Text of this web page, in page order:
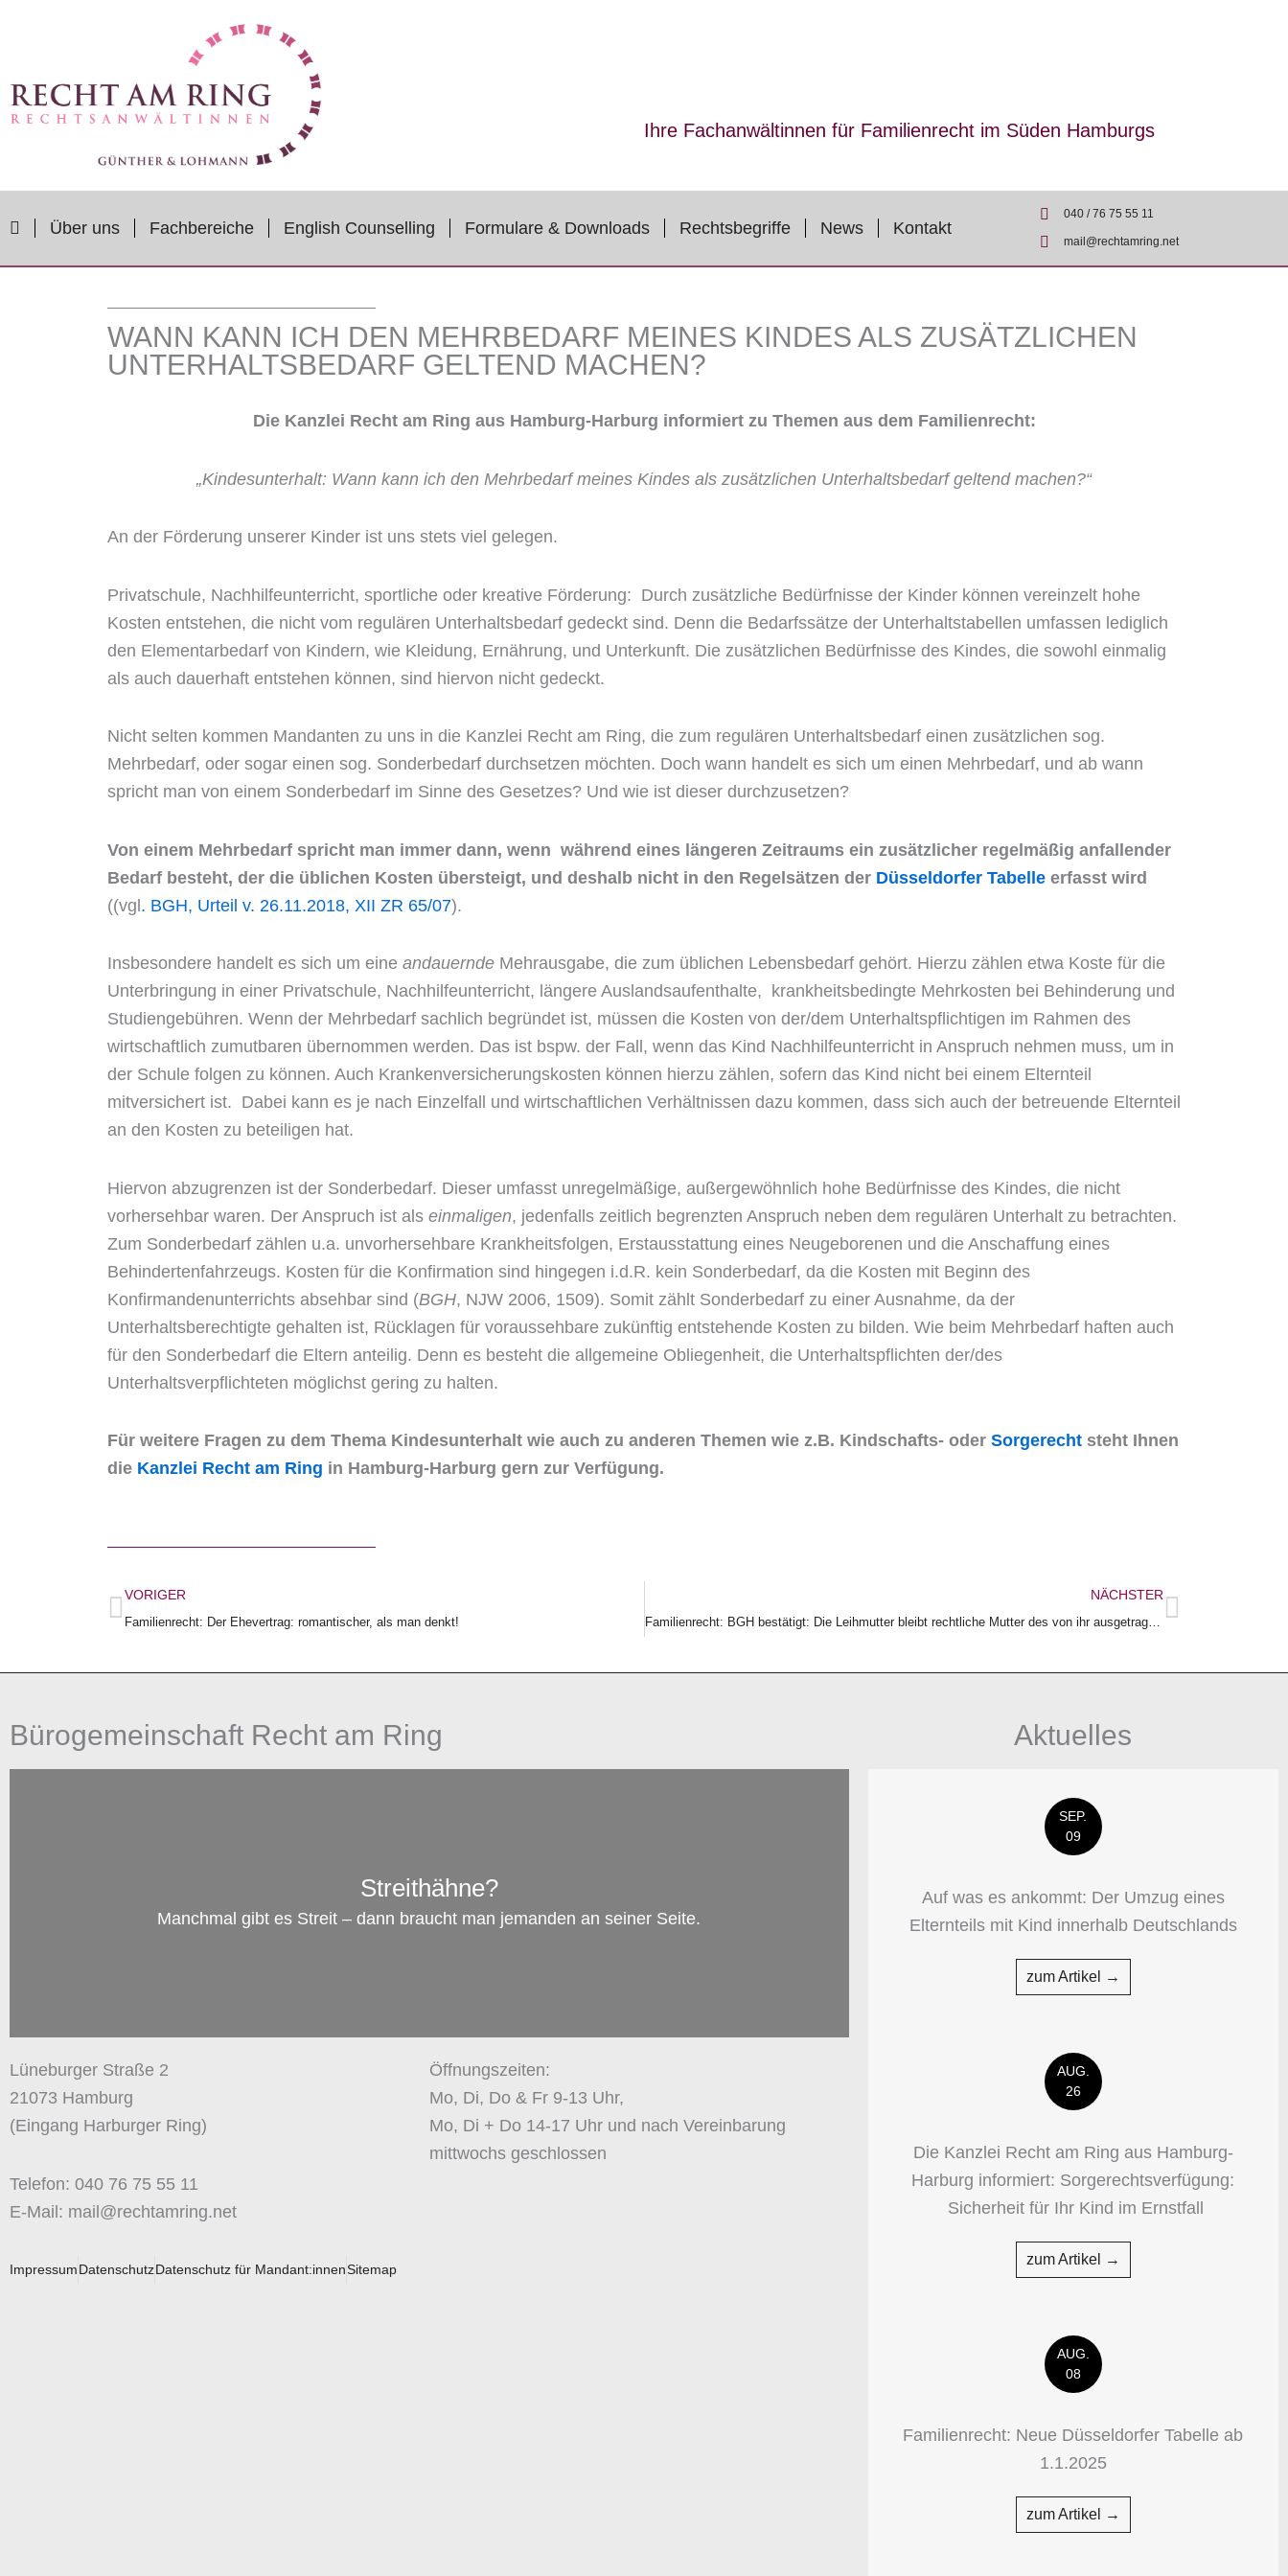
Ihre Fachanwältinnen für Familienrecht im Süden Hamburgs
Über uns Fachbereiche English Counselling Formulare & Downloads Rechtsbegriffe News Kontakt
040 / 76 75 55 11
mail@rechtamring.net
WANN KANN ICH DEN MEHRBEDARF MEINES KINDES ALS ZUSÄTZLICHEN
UNTERHALTSBEDARF GELTEND MACHEN?
Die Kanzlei Recht am Ring aus Hamburg-Harburg informiert zu Themen aus dem Familienrecht:
„Kindesunterhalt: Wann kann ich den Mehrbedarf meines Kindes als zusätzlichen Unterhaltsbedarf geltend machen?“
An der Förderung unserer Kinder ist uns stets viel gelegen.
Privatschule, Nachhilfeunterricht, sportliche oder kreative Förderung: Durch zusätzliche Bedürfnisse der Kinder können vereinzelt hohe
Kosten entstehen, die nicht vom regulären Unterhaltsbedarf gedeckt sind. Denn die Bedarfssätze der Unterhaltstabellen umfassen lediglich
den Elementarbedarf von Kindern, wie Kleidung, Ernährung, und Unterkunft. Die zusätzlichen Bedürfnisse des Kindes, die sowohl einmalig
als auch dauerhaft entstehen können, sind hiervon nicht gedeckt.
Nicht selten kommen Mandanten zu uns in die Kanzlei Recht am Ring, die zum regulären Unterhaltsbedarf einen zusätzlichen sog.
Mehrbedarf, oder sogar einen sog. Sonderbedarf durchsetzen möchten. Doch wann handelt es sich um einen Mehrbedarf, und ab wann
spricht man von einem Sonderbedarf im Sinne des Gesetzes? Und wie ist dieser durchzusetzen?
Von einem Mehrbedarf spricht man immer dann, wenn während eines längeren Zeitraums ein zusätzlicher regelmäßig anfallender
Bedarf besteht, der die üblichen Kosten übersteigt, und deshalb nicht in den Regelsätzen der Düsseldorfer Tabelle erfasst wird
((vgl. BGH, Urteil v. 26.11.2018, XII ZR 65/07).
Insbesondere handelt es sich um eine andauernde Mehrausgabe, die zum üblichen Lebensbedarf gehört. Hierzu zählen etwa Koste für die
Unterbringung in einer Privatschule, Nachhilfeunterricht, längere Auslandsaufenthalte, krankheitsbedingte Mehrkosten bei Behinderung und
Studiengebühren. Wenn der Mehrbedarf sachlich begründet ist, müssen die Kosten von der/dem Unterhaltspflichtigen im Rahmen des
wirtschaftlich zumutbaren übernommen werden. Das ist bspw. der Fall, wenn das Kind Nachhilfeunterricht in Anspruch nehmen muss, um in
der Schule folgen zu können. Auch Krankenversicherungskosten können hierzu zählen, sofern das Kind nicht bei einem Elternteil
mitversichert ist. Dabei kann es je nach Einzelfall und wirtschaftlichen Verhältnissen dazu kommen, dass sich auch der betreuende Elternteil
an den Kosten zu beteiligen hat.
Hiervon abzugrenzen ist der Sonderbedarf. Dieser umfasst unregelmäßige, außergewöhnlich hohe Bedürfnisse des Kindes, die nicht
vorhersehbar waren. Der Anspruch ist als einmaligen, jedenfalls zeitlich begrenzten Anspruch neben dem regulären Unterhalt zu betrachten.
Zum Sonderbedarf zählen u.a. unvorhersehbare Krankheitsfolgen, Erstausstattung eines Neugeborenen und die Anschaffung eines
Behindertenfahrzeugs. Kosten für die Konfirmation sind hingegen i.d.R. kein Sonderbedarf, da die Kosten mit Beginn des
Konfirmandenunterrichts absehbar sind (BGH, NJW 2006, 1509). Somit zählt Sonderbedarf zu einer Ausnahme, da der
Unterhaltsberechtigte gehalten ist, Rücklagen für voraussehbare zukünftig entstehende Kosten zu bilden. Wie beim Mehrbedarf haften auch
für den Sonderbedarf die Eltern anteilig. Denn es besteht die allgemeine Obliegenheit, die Unterhaltspflichten der/des
Unterhaltsverpflichteten möglichst gering zu halten.
Für weitere Fragen zu dem Thema Kindesunterhalt wie auch zu anderen Themen wie z.B. Kindschafts- oder Sorgerecht steht Ihnen
die Kanzlei Recht am Ring in Hamburg-Harburg gern zur Verfügung.
Zurück
VORIGER
Familienrecht: Der Ehevertrag: romantischer, als man denkt!
NÄCHSTER
Familienrecht: BGH bestätigt: Die Leihmutter bleibt rechtliche Mutter des von ihr ausgetragenen Kindes!
Nächster
Bürogemeinschaft Recht am Ring
Streithähne?
Manchmal gibt es Streit – dann braucht man jemanden an seiner Seite.
Lüneburger Straße 2
21073 Hamburg
(Eingang Harburger Ring)
Telefon: 040 76 75 55 11
E-Mail: mail@rechtamring.net
Öffnungszeiten:
Mo, Di, Do & Fr 9-13 Uhr,
Mo, Di + Do 14-17 Uhr und nach Vereinbarung
mittwochs geschlossen
ImpressumDatenschutzDatenschutz für Mandant:innenSitemap
Aktuelles
SEP.
09
Auf was es ankommt: Der Umzug eines
Elternteils mit Kind innerhalb Deutschlands
zum Artikel →
AUG.
26
Die Kanzlei Recht am Ring aus Hamburg-
Harburg informiert: Sorgerechtsverfügung:
Sicherheit für Ihr Kind im Ernstfall
zum Artikel →
AUG.
08
Familienrecht: Neue Düsseldorfer Tabelle ab
1.1.2025
zum Artikel →